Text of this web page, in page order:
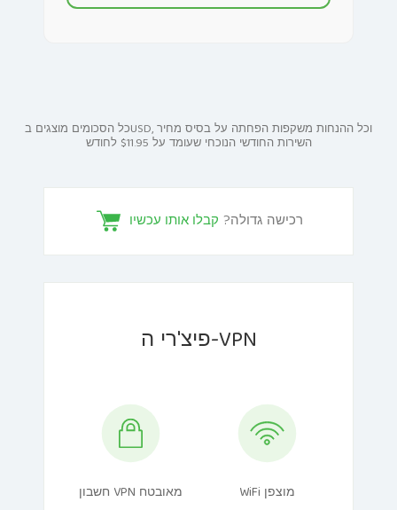
כל הסכומים מוצגים בUSD, וכל ההנחות משקפות הפחתה על בסיס מחיר
השירות החודשי הנוכחי שעומד על $11.95 לחודש
רכישה גדולה? קבלו אותו עכשיו
פיצ'רי ה-VPN
חשבון VPN מאובטח WiFi מוצפן